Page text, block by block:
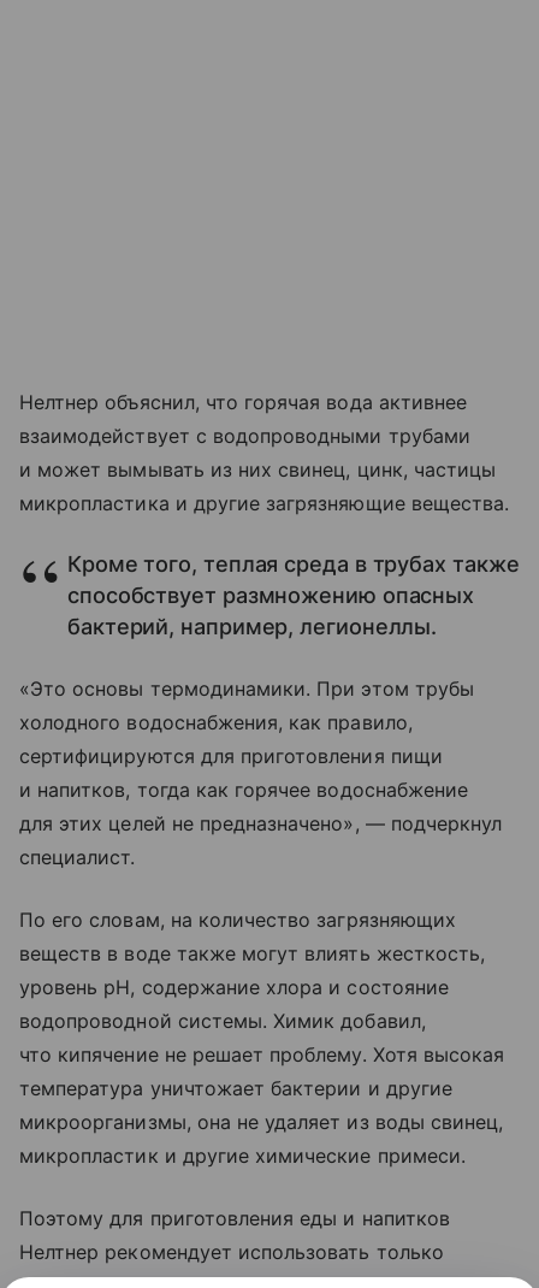
Нелтнер объяснил, что горячая вода активнее
взаимодействует с водопроводными трубами
и может вымывать из них свинец, цинк, частицы
микропластика и другие загрязняющие вещества.
Кроме того, теплая среда в трубах также
способствует размножению опасных
бактерий, например, легионеллы.
«Это основы термодинамики. При этом трубы
холодного водоснабжения, как правило,
сертифицируются для приготовления пищи
и напитков, тогда как горячее водоснабжение
для этих целей не предназначено», — подчеркнул
специалист.
По его словам, на количество загрязняющих
веществ в воде также могут влиять жесткость,
уровень pH, содержание хлора и состояние
водопроводной системы. Химик добавил,
что кипячение не решает проблему. Хотя высокая
температура уничтожает бактерии и другие
микроорганизмы, она не удаляет из воды свинец,
микропластик и другие химические примеси.
Поэтому для приготовления еды и напитков
Нелтнер рекомендует использовать только